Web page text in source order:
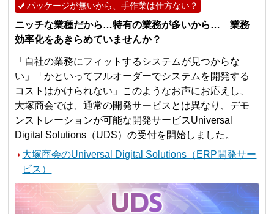
パッケージが無いから、手作業は仕方ない？
ニッチな業種だから…特有の業務が多いから… 業務
効率化をあきらめていませんか？
「自社の業務にフィットするシステムが見つからな
い」「かといってフルオーダーでシステムを開発する
コストはかけられない」このようなお声にお応えし、
大塚商会では、通常の開発サービスとは異なり、デモ
ンストレーションが可能な開発サービスUniversal
Digital Solutions（UDS）の受付を開始しました。
大塚商会のUniversal Digital Solutions（ERP開発サー
ビス）